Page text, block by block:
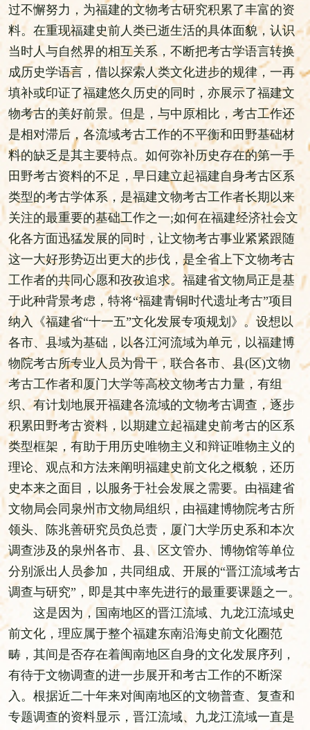
过不懈努力，为福建的文物考古研究积累了丰富的资
料。在重现福建史前人类已逝生活的具体面貌，认识
当时人与自然界的相互关系，不断把考古学语言转换
成历史学语言，借以探索人类文化进步的规律，一再
填补或印证了福建悠久历史的同时，亦展示了福建文
物考古的美好前景。但是，与中原相比，考古工作还
是相对滞后，各流域考古工作的不平衡和田野基础材
料的缺乏是其主要特点。如何弥补历史存在的第一手
田野考古资料的不足，早日建立起福建自身考古区系
类型的考古学体系，是福建文物考古工作者长期以来
关注的最重要的基础工作之一;如何在福建经济社会文
化各方面迅猛发展的同时，让文物考古事业紧紧跟随
这一大好形势迈出更大的步伐，是全省上下文物考古
工作者的共同心愿和孜孜追求。福建省文物局正是基
于此种背景考虑，特将“福建青铜时代遗址考古”项目
纳入《福建省“十一五”文化发展专项规划》。设想以
各市、县域为基础，以各江河流域为单元，以福建博
物院考古所专业人员为骨干，联合各市、县(区)文物
考古工作者和厦门大学等高校文物考古力量，有组
织、有计划地展开福建各流域的文物考古调查，逐步
积累田野考古资料，以期建立起福建史前考古的区系
类型框架，有助于用历史唯物主义和辩证唯物主义的
理论、观点和方法来阐明福建史前文化之概貌，还历
史本来之面目，以服务于社会发展之需要。由福建省
文物局会同泉州市文物局组织，由福建博物院考古所
领头、陈兆善研究员负总责，厦门大学历史系和本次
调查涉及的泉州各市、县、区文管办、博物馆等单位
分别派出人员参加，共同组成、开展的“晋江流域考古
调查与研究”，即是其中率先进行的最重要课题之一。
这是因为，国南地区的晋江流域、九龙江流域史
前文化，理应属于整个福建东南沿海史前文化圈范
畴，其间是否存在着闽南地区自身的文化发展序列，
有待于文物调查的进一步展开和考古工作的不断深
入。根据近二十年来对闽南地区的文物普查、复查和
专题调查的资料显示，晋江流域、九龙江流域一直是